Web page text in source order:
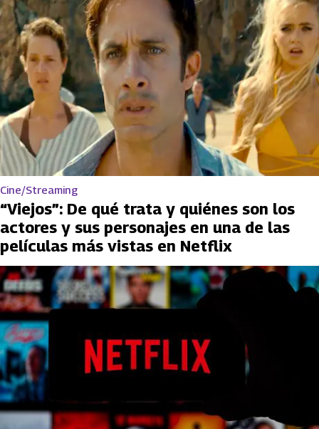
Cine/Streaming
“Viejos”: De qué trata y quiénes son los
actores y sus personajes en una de las
películas más vistas en Netflix